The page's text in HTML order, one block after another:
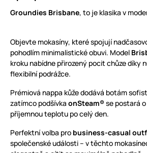
Groundies Brisbane, to je klasika v
Objevte mokasíny, které spojují
pohodlím minimalistické obuvi. Model
kroku nabídne přirozený pocit chůze díky
flexibilní podrážce.
Prémiová nappa kůže dodává botám
zatímco podšívka onSteam®se postará
příjemnou teplotu po celý den.
Perfektní volba pro business-casual
společenské události – v těchto